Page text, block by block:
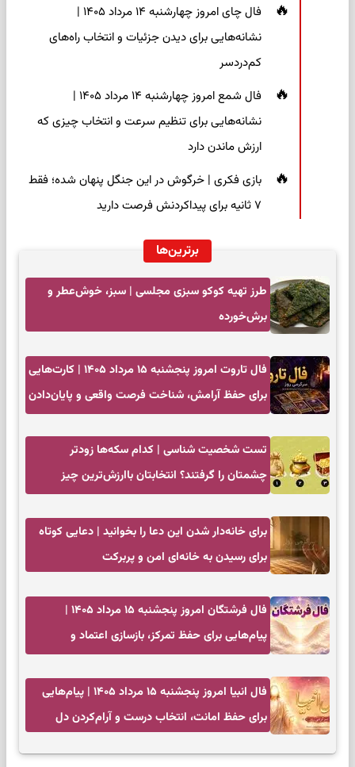
فال چای امروز چهارشنبه ۱۴ مرداد ۱۴۰۵ |
نشانه‌هایی برای دیدن جزئیات و انتخاب راه‌های
کم‌دردسر
فال شمع امروز چهارشنبه ۱۴ مرداد ۱۴۰۵ |
نشانه‌هایی برای تنظیم سرعت و انتخاب چیزی که
ارزش ماندن دارد
بازی فکری | خرگوش در این جنگل پنهان شده؛ فقط
۷ ثانیه برای پیداکردنش فرصت دارید
برترین‌ها
طرز تهیه کوکو سبزی مجلسی | سبز، خوش‌عطر و
برش‌خورده
فال تاروت امروز پنجشنبه ۱۵ مرداد ۱۴۰۵ | کارت‌هایی
برای حفظ آرامش، شناخت فرصت واقعی و پایان‌دادن
تست شخصیت شناسی | کدام سکه‌ها زودتر
چشمتان را گرفتند؟ انتخابتان باارزش‌ترین چیز
برای خانه‌دار شدن این دعا را بخوانید | دعایی کوتاه
برای رسیدن به خانه‌ای امن و پربرکت
فال فرشتگان امروز پنجشنبه ۱۵ مرداد ۱۴۰۵ |
پیام‌هایی برای حفظ تمرکز، بازسازی اعتماد و
فال انبیا امروز پنجشنبه ۱۵ مرداد ۱۴۰۵ | پیام‌هایی
برای حفظ امانت، انتخاب درست و آرام‌کردن دل